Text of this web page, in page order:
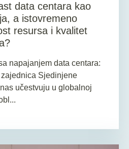
data centara kao
a istovremeno
resursa i kvalitet
napajanjem data centara:
Sjedinjene
učestvuju u globalnoj